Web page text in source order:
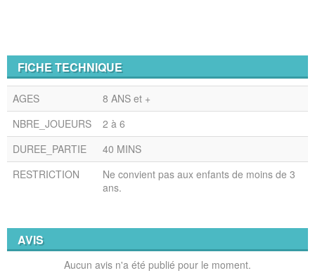
FICHE TECHNIQUE
AGES
8 ANS et +
NBRE_JOUEURS
2 à 6
DUREE_PARTIE
40 MINS
RESTRICTION
Ne convient pas aux enfants de moins de 3
ans.
AVIS
Aucun avis n'a été publié pour le moment.